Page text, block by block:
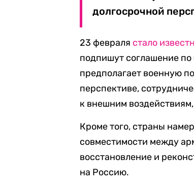
долгосрочной
23 февраля стало
подпишут соглашение по
предполагает военную
перспективе,
к внешним
Кроме того, страны
совместимости между
восстановление и
на Россию.